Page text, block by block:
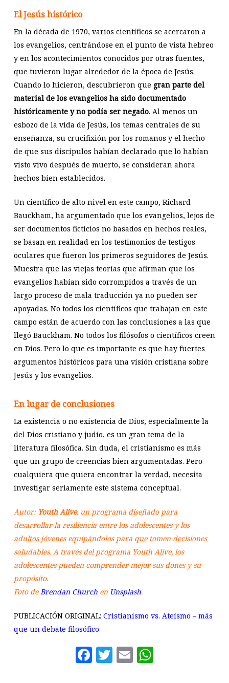
El Jesús histórico
En la década de 1970, varios científicos se acercaron a
los evangelios, centrándose en el punto de vista hebreo
y en los acontecimientos conocidos por otras fuentes,
que tuvieron lugar alrededor de la época de Jesús.
Cuando lo hicieron, descubrieron que gran parte del
material de los evangelios ha sido documentado
históricamente y no podía ser negado. Al menos un
esbozo de la vida de Jesús, los temas centrales de su
enseñanza, su crucifixión por los romanos y el hecho
de que sus discípulos habían declarado que lo habían
visto vivo después de muerto, se consideran ahora
hechos bien establecidos.
Un científico de alto nivel en este campo, Richard
Bauckham, ha argumentado que los evangelios, lejos de
ser documentos ficticios no basados en hechos reales,
se basan en realidad en los testimonios de testigos
oculares que fueron los primeros seguidores de Jesús.
Muestra que las viejas teorías que afirman que los
evangelios habían sido corrompidos a través de un
largo proceso de mala traducción ya no pueden ser
apoyadas. No todos los científicos que trabajan en este
campo están de acuerdo con las conclusiones a las que
llegó Bauckham. No todos los filósofos o científicos creen
en Dios. Pero lo que es importante es que hay fuertes
argumentos históricos para una visión cristiana sobre
Jesús y los evangelios.
En lugar de conclusiones
La existencia o no existencia de Dios, especialmente la
del Dios cristiano y judío, es un gran tema de la
literatura filosófica. Sin duda, el cristianismo es más
que un grupo de creencias bien argumentadas. Pero
cualquiera que quiera encontrar la verdad, necesita
investigar seriamente este sistema conceptual.
Autor: Youth Alive, un programa diseñado para
desarrollar la resiliencia entre los adolescentes y los
adultos jóvenes equipándolos para que tomen decisiones
saludables. A través del programa Youth Alive, los
adolescentes pueden comprender mejor sus dones y su
propósito.
Foto deBrendan Churchen Unsplash
PUBLICACIÓN ORIGINAL: Cristianismo vs. Ateísmo – más
que un debate filosófico
Facebook
Twitter
Email